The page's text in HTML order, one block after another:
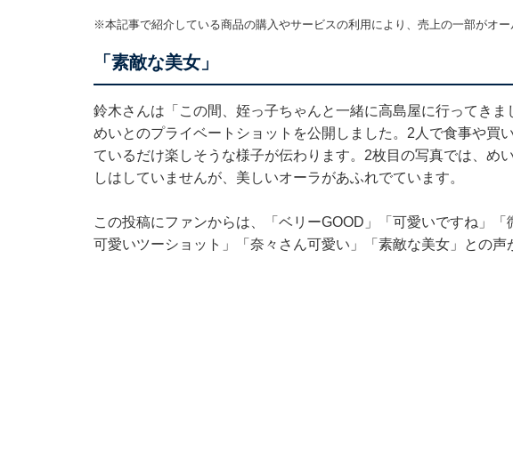
※本記事で紹介している商品の購入やサービスの利用により、売上の一部がオー
「素敵な美女」
鈴木さんは「この間、姪っ子ちゃんと一緒に高島屋に行ってきま
めいとのプライベートショットを公開しました。2人で食事や買
ているだけ楽しそうな様子が伝わります。2枚目の写真では、め
しはしていませんが、美しいオーラがあふれでています。
この投稿にファンからは、「ベリーGOOD」「可愛いですね」
可愛いツーショット」「奈々さん可愛い」「素敵な美女」との声